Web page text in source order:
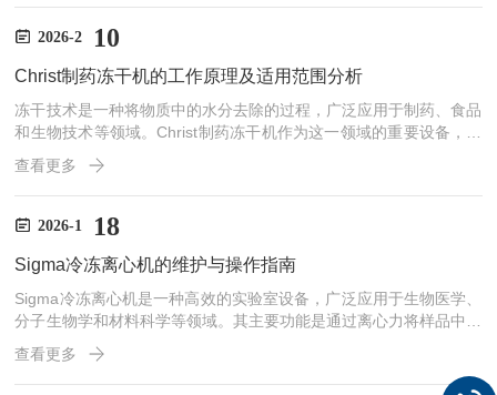
术不仅提高了实验室样品的稳定性，还为后续工艺开发和产品转化提
供了可靠保障。在生物制药领域，Christ实验室冻干机广泛用于疫
药物对热和氧化条件极为敏感，常规干燥方法容易导致结...
2026-2 10
Christ制药冻干机的工作原理及适用范围分析
冻干技术是一种将物质中的水分去除的过程，广泛应用于制药、食品
和生物技术等领域。Christ制药冻干机作为这一领域的重要设备，以
其先进的技术和可靠的性能，成为许多实验室和生产线的选择。本文
将探讨其工作原理以及适用范围。一、工作原理Christ制药冻干机的
基本工作原理包括三个主要步骤：冷冻、升华和再冻结。1、冷冻：
在冻干过程中，样品首先被迅速冷冻，目的是将水分以冰的形式固定
段，样品的温度迅速下降，使得水分迅速冻结，从而保护...
查看更多
2026-1 18
Sigma冷冻离心机的维护与操作指南
Sigma冷冻离心机是一种高效的实验室设备，广泛应用于生物医学、
分子生物学和材料科学等领域。其主要功能是通过离心力将样品中的
成分分离，实现沉淀、浓缩和提纯等目的。为了确保其正常运转和延
长使用寿命，定期的维护和正确的操作显得尤为重要。本文将详细介
绍Sigma冷冻离心机的维护与操作指南。一、操作前的准备工作在操
查看更多